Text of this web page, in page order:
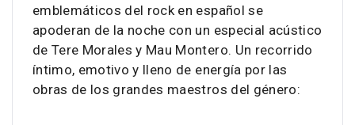
emblemáticos del rock en español se
apoderan de la noche con un especial acústico
de Tere Morales y Mau Montero. Un recorrido
íntimo, emotivo y lleno de energía por las
obras de los grandes maestros del género: